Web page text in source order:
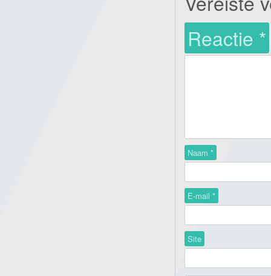
Reactie *
Naam *
E-mail *
Site